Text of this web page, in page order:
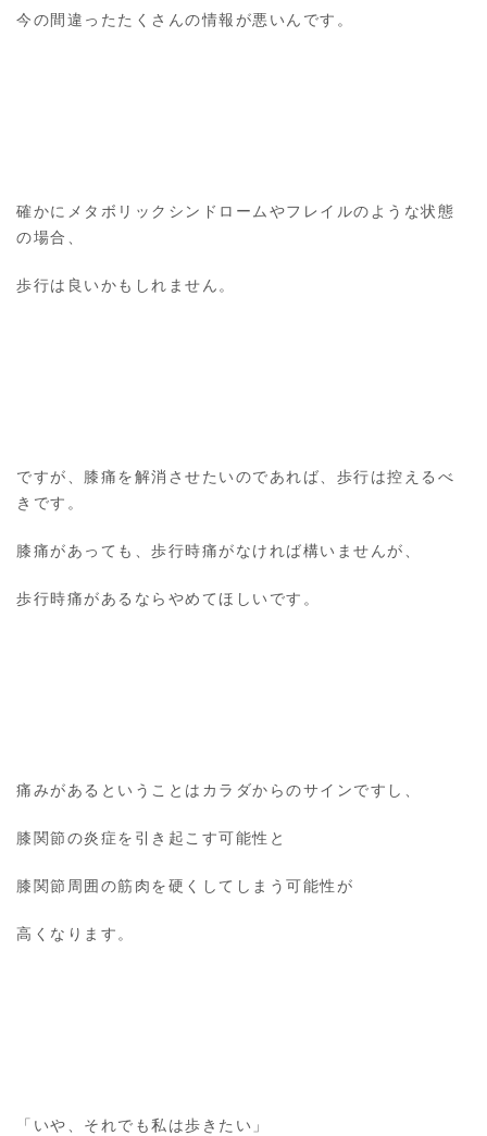
今の間違ったたくさんの情報が悪いんです。
確かにメタボリックシンドロームやフレイルのような状態
の場合、
歩行は良いかもしれません。
ですが、膝痛を解消させたいのであれば、歩行は控えるべ
きです。
膝痛があっても、歩行時痛がなければ構いませんが、
歩行時痛があるならやめてほしいです。
痛みがあるということはカラダからのサインですし、
膝関節の炎症を引き起こす可能性と
膝関節周囲の筋肉を硬くしてしまう可能性が
高くなります。
「いや、それでも私は歩きたい」